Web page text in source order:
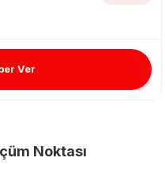
Noktası
Ver